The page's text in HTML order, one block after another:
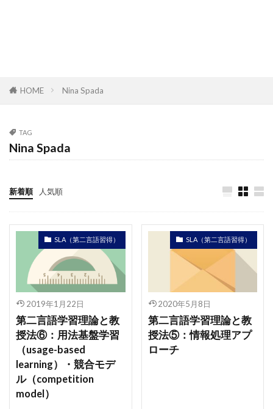
HOME Nina Spada
TAG
Nina Spada
新着順 人気順
SLA（第二言語習得）
2019年1月22日
第二言語学習理論と教
授法⑥：用法基盤学習
（usage-based
learning）・競合モデ
ル（competition
model）
SLA（第二言語習得）
2020年5月8日
第二言語学習理論と教
授法⑤：情報処理アプ
ローチ